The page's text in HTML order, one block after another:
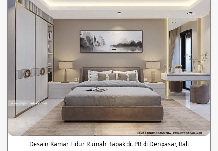
Desain Kamar Tidur Rumah Bapak dr. PR di Denpasar, Bali